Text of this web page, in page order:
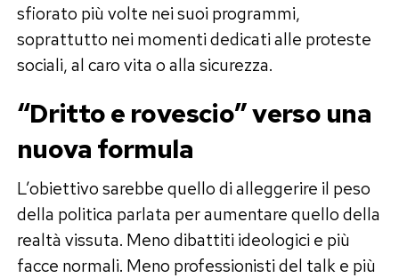
sfiorato più volte nei suoi programmi,
soprattutto nei momenti dedicati alle proteste
sociali, al caro vita o alla sicurezza.
“Dritto e rovescio” verso una
nuova formula
L’obiettivo sarebbe quello di alleggerire il peso
della politica parlata per aumentare quello della
realtà vissuta. Meno dibattiti ideologici e più
facce normali. Meno professionisti del talk e più